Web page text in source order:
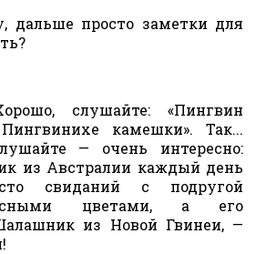
дальше просто заметки для
слушайте: «Пингвин
камешки». Так...
— очень интересно:
из Австралии каждый день
свиданий с подругой
цветами, а его
из Новой Гвинеи, —